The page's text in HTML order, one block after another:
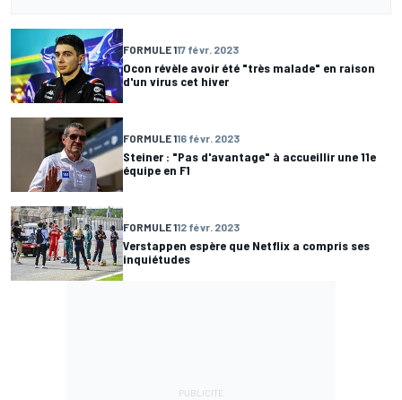
FORMULE 117 févr. 2023
Ocon révèle avoir été "très malade" en raison
d'un virus cet hiver
FORMULE 116 févr. 2023
Steiner : "Pas d'avantage" à accueillir une 11e
équipe en F1
FORMULE 112 févr. 2023
Verstappen espère que Netflix a compris ses
inquiétudes